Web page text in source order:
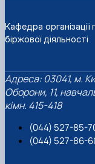
Кафедра
біржової діяльності
Адреса: 03041, м.
Оборони, 11,
кімн. 415-418
(044) 527-85-
(044) 527-86-